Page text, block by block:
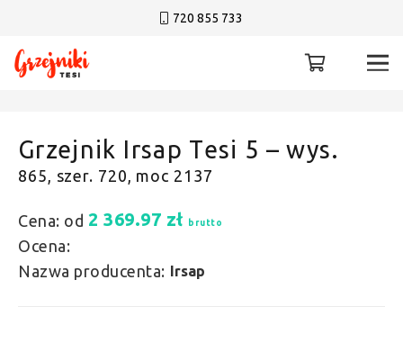
720 855 733
Grzejnik Irsap Tesi 5 – wys.
865, szer. 720, moc 2137
Cena: od 2 369.97 zł brutto
Ocena:
Nazwa producenta: Irsap